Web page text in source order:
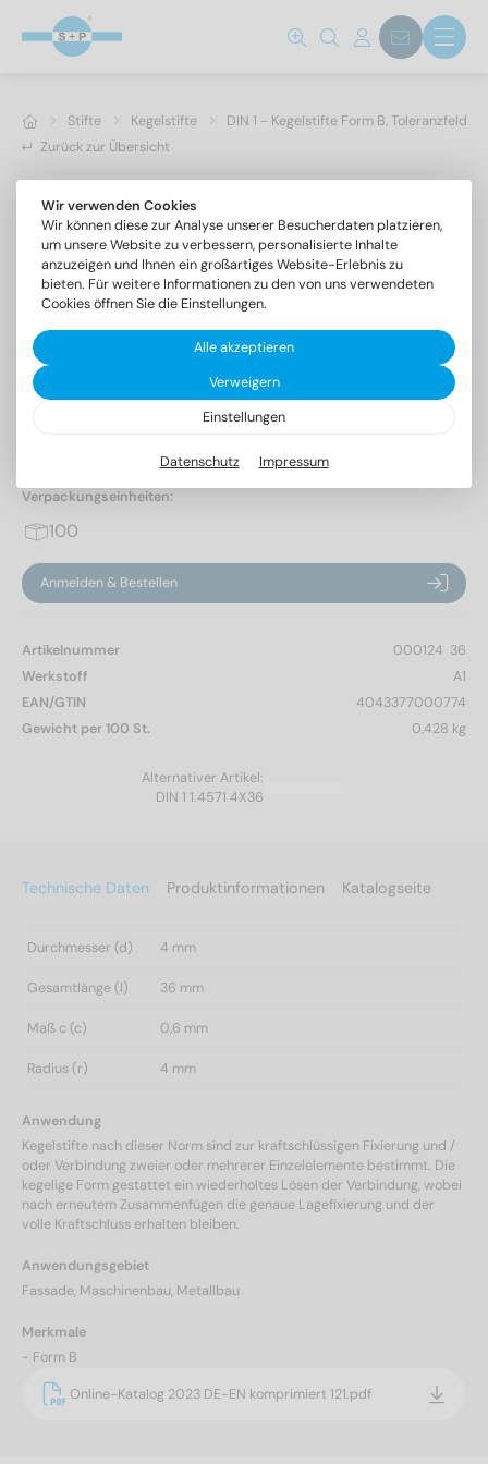
Stifte Kegelstifte
DIN 1 - Kegelstifte Form B, Toleranzfeld
Zurück zur Übersicht
Kegelstifte Form B, Toleranzfeld h10
Verpackungseinheiten:
100
Anmelden & Bestellen
Artikelnummer
000124  36
Werkstoff
A1
EAN/GTIN
4043377000774
Gewicht per 100 St.
0,428 kg
Alternativer Artikel:
DIN 1 1.4571 4X36
Technische Daten Produktinformationen Katalogseite
Durchmesser (d) 4 mm
Gesamtlänge (l) 36 mm
Maß c (c) 0,6 mm
Radius (r) 4 mm
Anwendung
Kegelstifte nach dieser Norm sind zur kraftschlüssigen Fixierung und /
oder Verbindung zweier oder mehrerer Einzelelemente bestimmt. Die
kegelige Form gestattet ein wiederholtes Lösen der Verbindung, wobei
nach erneutem Zusammenfügen die genaue Lagefixierung und der
volle Kraftschluss erhalten bleiben.
Anwendungsgebiet
Fassade, Maschinenbau, Metallbau
Merkmale
- Form B
Online-Katalog 2023 DE-EN komprimiert 121.pdf
Wir verwenden Cookies
Wir können diese zur Analyse unserer Besucherdaten platzieren,
um unsere Website zu verbessern, personalisierte Inhalte
anzuzeigen und Ihnen ein großartiges Website-Erlebnis zu
bieten. Für weitere Informationen zu den von uns verwendeten
Cookies öffnen Sie die Einstellungen.
Alle akzeptieren
Verweigern
Einstellungen
Datenschutz Impressum